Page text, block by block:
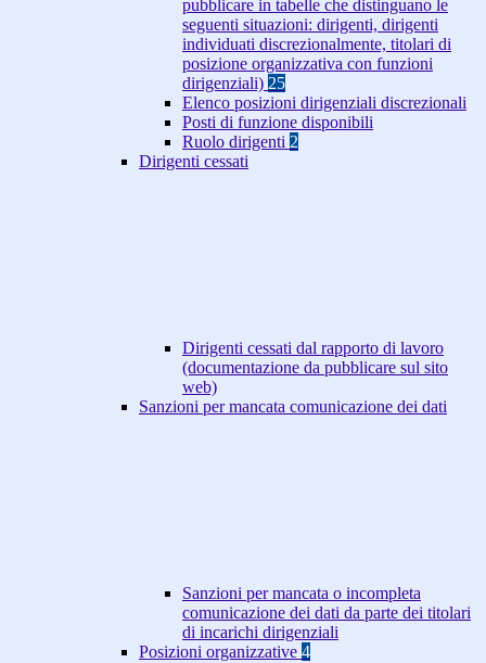
pubblicare in tabelle che distinguano le
seguenti situazioni: dirigenti, dirigenti
individuati discrezionalmente, titolari di
posizione organizzativa con funzioni
dirigenziali) 25
Elenco posizioni dirigenziali discrezionali
Posti di funzione disponibili
Ruolo dirigenti 2
Dirigenti cessati
Dirigenti cessati dal rapporto di lavoro
(documentazione da pubblicare sul sito
web)
Sanzioni per mancata comunicazione dei dati
Sanzioni per mancata o incompleta
comunicazione dei dati da parte dei titolari
di incarichi dirigenziali
Posizioni organizzative 4